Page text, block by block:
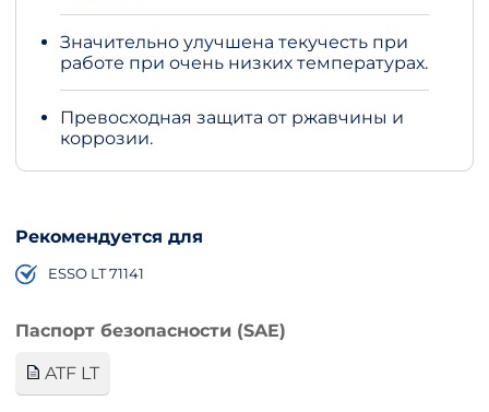
Значительно улучшена текучесть при
работе при очень низких температурах.
Превосходная защита от ржавчины и
коррозии.
Рекомендуется для
ESSO LT 71141
Паспорт безопасности (SAE)
ATF LT